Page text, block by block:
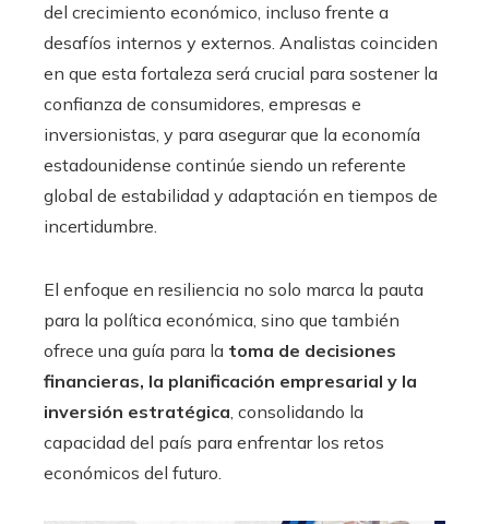
del crecimiento económico, incluso frente a
desafíos internos y externos. Analistas coinciden
en que esta fortaleza será crucial para sostener la
confianza de consumidores, empresas e
inversionistas, y para asegurar que la economía
estadounidense continúe siendo un referente
global de estabilidad y adaptación en tiempos de
incertidumbre.
El enfoque en resiliencia no solo marca la pauta
para la política económica, sino que también
ofrece una guía para la toma de decisiones
financieras, la planificación empresarial y la
inversión estratégica, consolidando la
capacidad del país para enfrentar los retos
económicos del futuro.